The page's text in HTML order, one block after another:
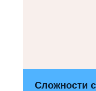
Сложности